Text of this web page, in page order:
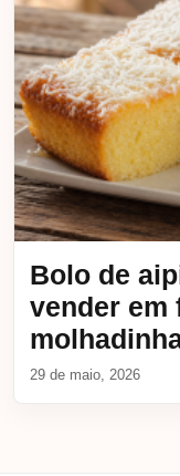
Bolo de
vender em
29 de maio, 2026